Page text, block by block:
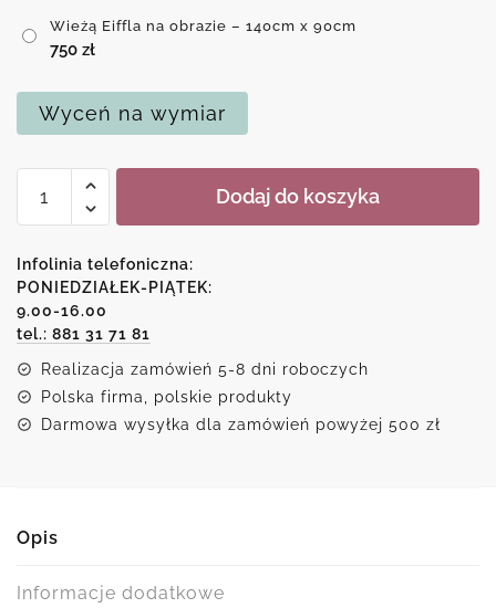
Wieżą Eiffla na obrazie – 140cm x 90cm
750 zł
Wyceń na wymiar
Wieżą
na
obrazie
Dodaj do koszyka
Infolinia telefoniczna:
PONIEDZIAŁEK-PIĄTEK:
9.00-16.00
tel.: 881 31 71 81
Realizacja zamówień 5-8 dni roboczych
Polska firma, polskie produkty
Darmowa wysyłka dla zamówień powyżej 500 zł
Opis
Informacje dodatkowe